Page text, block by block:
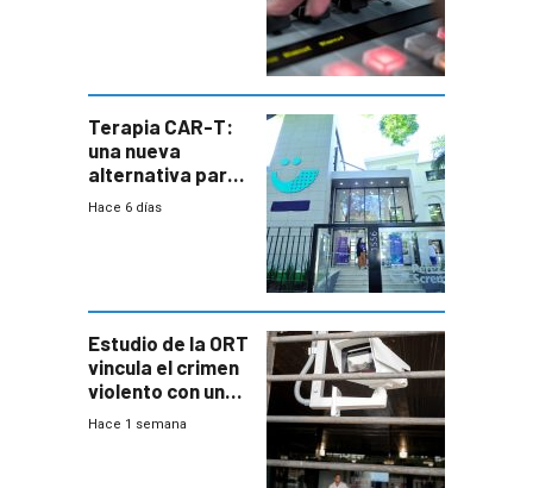
Terapia CAR-T:
una nueva
alternativa para
niños y
Hace 6 días
Estudio de la ORT
vincula el crimen
violento con una
menor creación
Hace 1 semana